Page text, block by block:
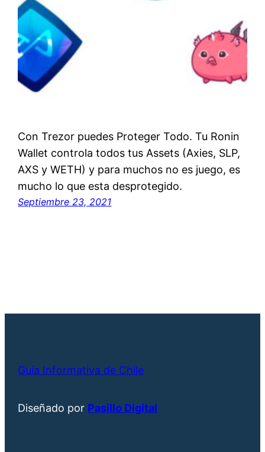
Con Trezor puedes Proteger Todo. Tu Ronin
Wallet controla todos tus Assets (Axies, SLP,
AXS y WETH) y para muchos no es juego, es
mucho lo que esta desprotegido.
Septiembre 23, 2021
Guía Informativa de Chile
Diseñado por Pasillo Digital